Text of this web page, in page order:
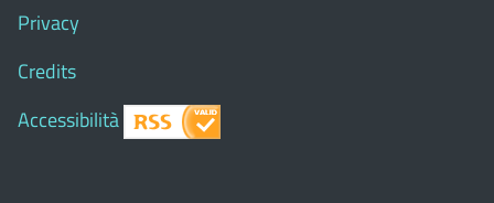
Privacy
Credits
Accessibilità